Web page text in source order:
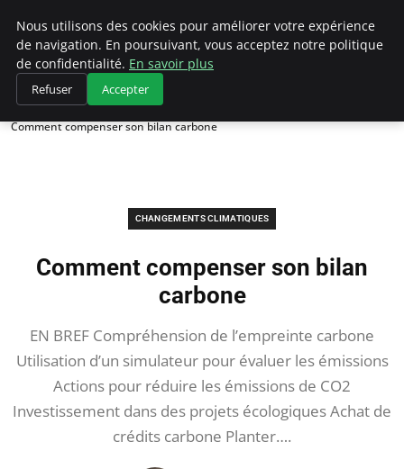
Climategatecountryclub.com
Accueil
Changements climatiques
Comment compenser son bilan carbone
CHANGEMENTS CLIMATIQUES
Comment compenser son bilan
carbone
EN BREF Compréhension de l’empreinte carbone
Utilisation d’un simulateur pour évaluer les émissions
Actions pour réduire les émissions de CO2
Investissement dans des projets écologiques Achat de
crédits carbone Planter….
Nous utilisons des cookies pour améliorer votre expérience
de navigation. En poursuivant, vous acceptez notre politique
de confidentialité. En savoir plus
Refuser Accepter